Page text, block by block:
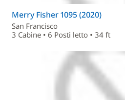
Merry Fisher 1095 (2020)
San Francisco
3 Cabine • 6 Posti letto • 34 ft